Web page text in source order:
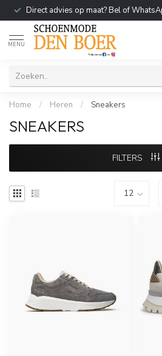
Direct advies op maat? Bel of
MENU
Home / Heren / Sneakers
SNEAKERS
FILTERS